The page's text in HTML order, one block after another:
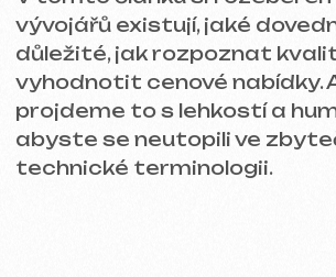
OBSAH
Typy vývojářů — kdo je kdo?
Portfolio — podívejte se, jak pracují
Dovednosti a zkušenosti — klíčové
otázky
Cenová transparentnost — co vás